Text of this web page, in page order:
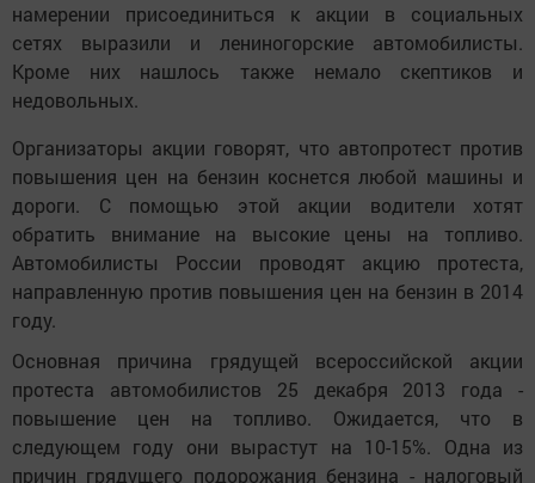
намерении присоединиться к акции в социальных
сетях выразили и лениногорские автомобилисты.
Кроме них нашлось также немало скептиков и
недовольных.
Организаторы акции говорят, что автопротест против
повышения цен на бензин коснется любой машины и
дороги. С помощью этой акции водители хотят
обратить внимание на высокие цены на топливо.
Автомобилисты России проводят акцию протеста,
направленную против повышения цен на бензин в 2014
году.
Основная причина грядущей всероссийской акции
протеста автомобилистов 25 декабря 2013 года -
повышение цен на топливо. Ожидается, что в
следующем году они вырастут на 10-15%. Одна из
причин грядущего подорожания бензина - налоговый